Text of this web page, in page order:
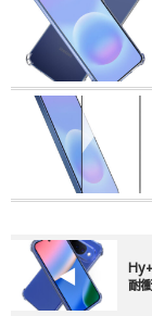
耐